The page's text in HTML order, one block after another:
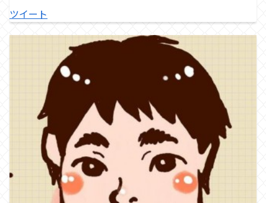
ツイート